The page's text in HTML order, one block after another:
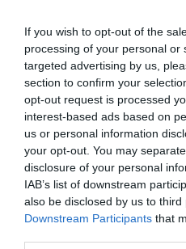
If you wish to opt-out of the
processing of your personal or
targeted advertising by us,
section to confirm your
opt-out request is processed
interest-based ads based on
us or personal information
your opt-out. You may
disclosure of your personal
IAB’s list of downstream
also be disclosed by us to third
Downstream Participants that
ECONOMIA
Messina (Intesa
Mps è concreta, non